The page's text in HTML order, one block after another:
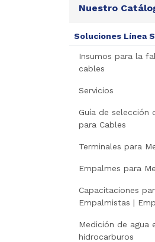
Nuestro
Soluciones Línea
Insumos para la
cables
Servicios
Guía de selección
para Cables
Terminales para
Empalmes para
Capacitaciones
Empalmistas |
Medición de agua
hidrocarburos